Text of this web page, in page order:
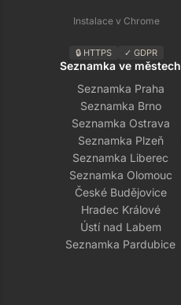
Instalace v Chrome
🔒 HTTPS ✓ GDPR
Seznamka ve městech
Seznamka Praha
Seznamka Brno
Seznamka Ostrava
Seznamka Plzeň
Seznamka Liberec
Seznamka Olomouc
České Budějovice
Hradec Králové
Ústí nad Labem
Seznamka Pardubice